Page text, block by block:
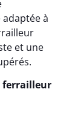
à
et une
ferrailleur